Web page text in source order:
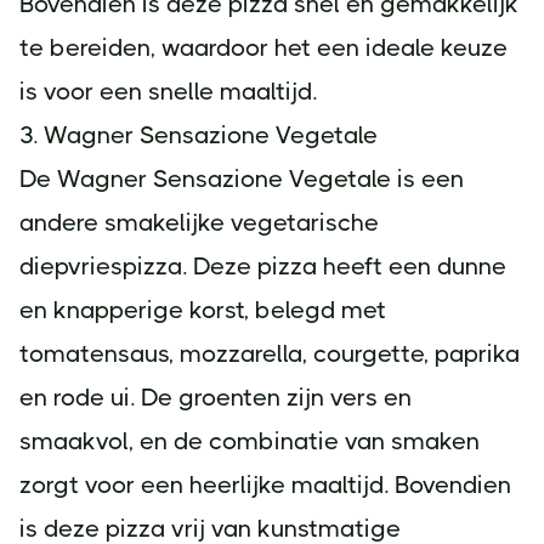
te bereiden, waardoor het een ideale keuze
is voor een snelle maaltijd.
3. Wagner Sensazione Vegetale
De Wagner Sensazione Vegetale is een
andere smakelijke vegetarische
diepvriespizza. Deze pizza heeft een dunne
en knapperige korst, belegd met
tomatensaus, mozzarella, courgette, paprika
en rode ui. De groenten zijn vers en
smaakvol, en de combinatie van smaken
zorgt voor een heerlijke maaltijd. Bovendien
is deze pizza vrij van kunstmatige